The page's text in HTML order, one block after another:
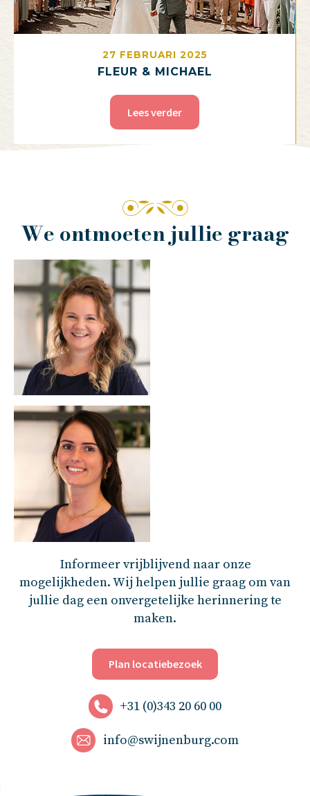
27 FEBRUARI 2025
FLEUR & MICHAEL
Lees verder
We ontmoeten jullie graag
Informeer vrijblijvend naar onze
mogelijkheden. Wij helpen jullie graag om van
jullie dag een onvergetelijke herinnering te
maken.
Plan locatiebezoek
+31 (0)343 20 60 00
info@swijnenburg.com